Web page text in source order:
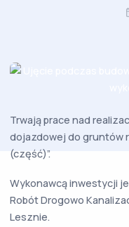
Trwają prace nad
dojazdowej do gruntów
(część)”.
Wykonawcą inwestycji
Robót Drogowo
Lesznie.